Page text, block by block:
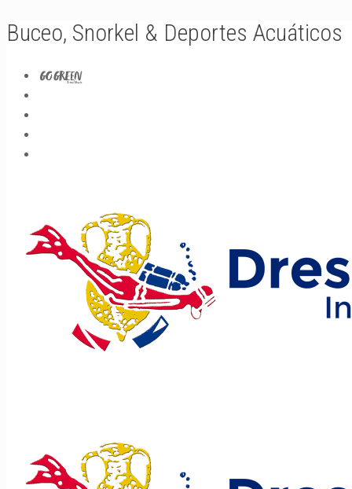
Buceo, Snorkel & Deportes Acuáticos